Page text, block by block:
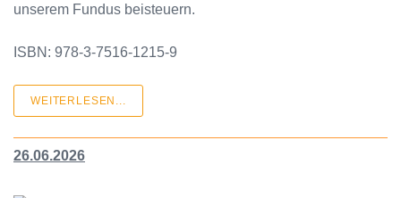
unserem Fundus beisteuern.
ISBN: 978-3-7516-1215-9
WEITERLESEN...
26.06.2026